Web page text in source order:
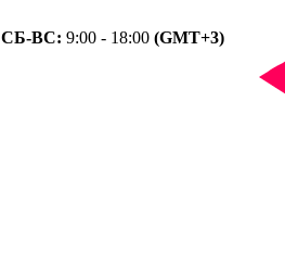
СБ-ВС: 9:00 - 18:00 (GMT+3)